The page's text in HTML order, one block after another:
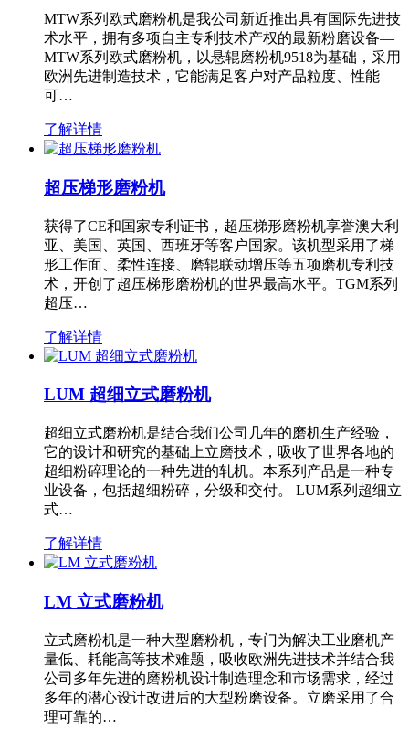
MTW系列欧式磨粉机是我公司新近推出具有国际先进技
术水平，拥有多项自主专利技术产权的最新粉磨设备—
MTW系列欧式磨粉机，以悬辊磨粉机9518为基础，采用
欧洲先进制造技术，它能满足客户对产品粒度、性能
可…
了解详情
超压梯形磨粉机
获得了CE和国家专利证书，超压梯形磨粉机享誉澳大利
亚、美国、英国、西班牙等客户国家。该机型采用了梯
形工作面、柔性连接、磨辊联动增压等五项磨机专利技
术，开创了超压梯形磨粉机的世界最高水平。TGM系列
超压…
了解详情
LUM 超细立式磨粉机
超细立式磨粉机是结合我们公司几年的磨机生产经验，
它的设计和研究的基础上立磨技术，吸收了世界各地的
超细粉碎理论的一种先进的轧机。本系列产品是一种专
业设备，包括超细粉碎，分级和交付。 LUM系列超细立
式…
了解详情
LM 立式磨粉机
立式磨粉机是一种大型磨粉机，专门为解决工业磨机产
量低、耗能高等技术难题，吸收欧洲先进技术并结合我
公司多年先进的磨粉机设计制造理念和市场需求，经过
多年的潜心设计改进后的大型粉磨设备。立磨采用了合
理可靠的…